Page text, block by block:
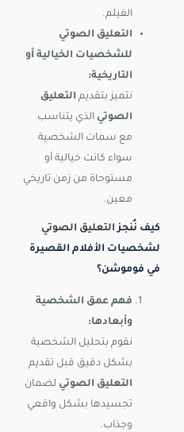
الفيلم.
التعليق الصوتي
للشخصيات الخيالية أو
التاريخية:
نتميز بتقديم التعليق
الصوتي الذي يتناسب
مع سمات الشخصية
سواء كانت خيالية أو
مستوحاة من زمن تاريخي
معين.
كيف نُنجز التعليق الصوتي
لشخصيات الأفلام القصيرة
في فوموشن؟
فهم عمق الشخصية
وأبعادها:
نقوم بتحليل الشخصية
بشكل دقيق قبل تقديم
التعليق الصوتي لضمان
تجسيدها بشكل واقعي
وجذاب.